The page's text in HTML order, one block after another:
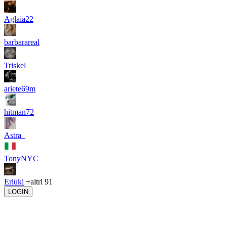
Aglaia22
barbarareal
Triskel
ariete69m
hitman72
Astra_
TonyNYC
Erluki +altri 91
LOGIN